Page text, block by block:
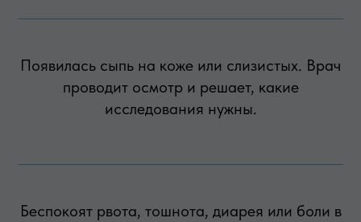
Появилась сыпь на коже или слизистых. Врач
проводит осмотр и решает, какие
исследования нужны.
Беспокоят рвота, тошнота, диарея или боли в